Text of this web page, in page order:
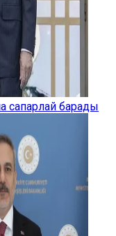
сапарлай барады